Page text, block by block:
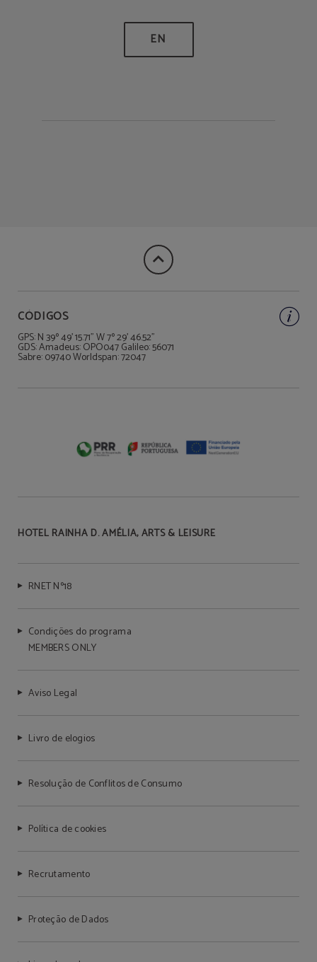
CÓDIGOS
GPS: N 39º 49' 15.71" W 7º 29' 46.52"
GDS: Amadeus: OPO047 Galileo: 56071
Sabre: 09740 Worldspan: 72047
HOTEL RAINHA D. AMÉLIA, ARTS & LEISURE
RNET Nº18
Condições do programa
MEMBERS ONLY
Aviso Legal
Livro de elogios
Resolução de Conflitos de Consumo
Política de cookies
Recrutamento
Proteção de Dados